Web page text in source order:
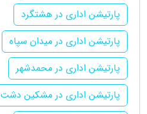
پارتیشن اداری در هشتگرد
پارتیشن اداری در میدان سپاه
پارتیشن اداری در محمدشهر
پارتیشن اداری در مشکین دشت